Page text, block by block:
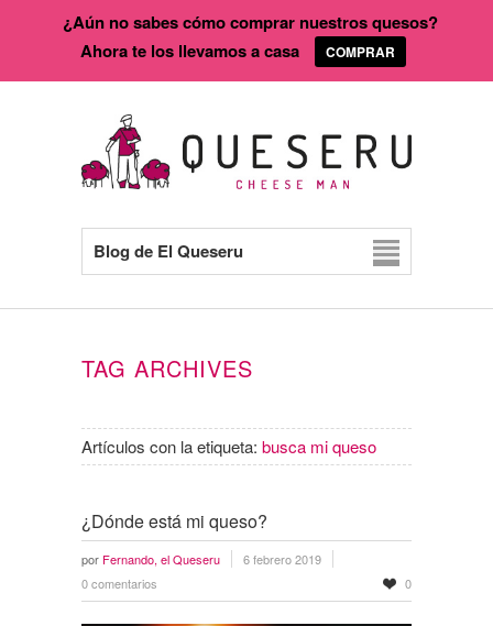
Blog de El Queseru
TAG ARCHIVES
Artículos con la etiqueta: busca mi queso
¿Dónde está mi queso?
por Fernando, el Queseru
6 febrero 2019
0 comentarios
0
¿Aún no sabes cómo comprar nuestros quesos?
Ahora te los llevamos a casa
COMPRAR